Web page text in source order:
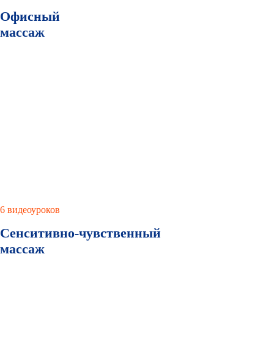
Офисный
массаж
6 видеоуроков
Сенситивно-чувственный
массаж